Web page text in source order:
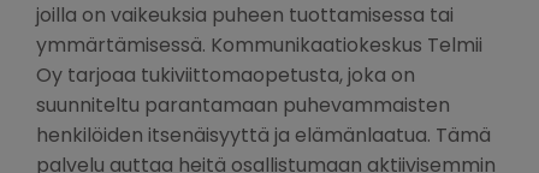
joilla on vaikeuksia puheen tuottamisessa tai
ymmärtämisessä. Kommunikaatiokeskus Telmii
Oy tarjoaa tukiviittomaopetusta, joka on
suunniteltu parantamaan puhevammaisten
henkilöiden itsenäisyyttä ja elämänlaatua. Tämä
palvelu auttaa heitä osallistumaan aktiivisemmin